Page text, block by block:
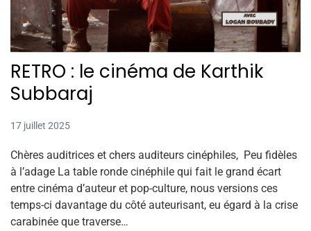
RETRO : le cinéma de Karthik
Subbaraj
17 juillet 2025
Chères auditrices et chers auditeurs cinéphiles, Peu fidèles
à l’adage La table ronde cinéphile qui fait le grand écart
entre cinéma d’auteur et pop-culture, nous versions ces
temps-ci davantage du côté auteurisant, eu égard à la crise
carabinée que traverse…